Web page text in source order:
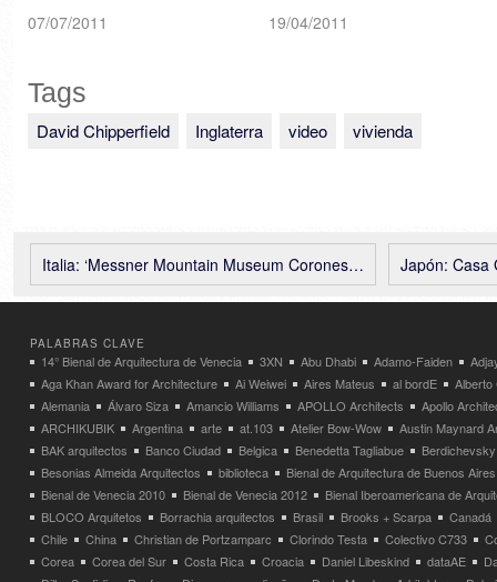
07/07/2011
dezain.net
19/04/2011
Tags
David Chipperfield Inglaterra video vivienda
Japón: Casa
Italia: ‘Messner Mountain Museum Corones’ – Zaha Hadid
PALABRAS CLAVE
14° Bienal de Arquitectura de Venecia 3XN Abu Dhabi Adamo-Faiden
Aga Khan Award for Architecture
Ai Weiwei Aires Mateus al bordE
Alberto
Alemania
Álvaro Siza Amancio Williams APOLLO Architects
Apollo
ARCHIKUBIK
Argentina arte at.103 Atelier Bow-Wow
Austin Maynard
BAK arquitectos
Banco Ciudad Belgica Benedetta Tagliabue
Besonias Almeida Arquitectos
biblioteca
Bienal de Arquitectura de Buenos Aires
Bienal de Venecia 2010
Bienal de Venecia 2012
Bienal Iberoamericana de
BLOCO Arquitetos
Borrachia arquitectos Brasil Brooks + Scarpa
Canadá
Chile
China Christian de Portzamparc Clorindo Testa Colectivo C733
Corea
Corea del Sur Costa Rica Croacia Daniel Libeskind dataAE